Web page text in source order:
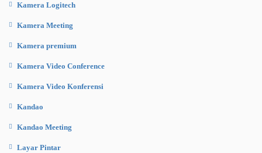
Kamera Logitech
Kamera Meeting
Kamera premium
Kamera Video Conference
Kamera Video Konferensi
Kandao
Kandao Meeting
Layar Pintar